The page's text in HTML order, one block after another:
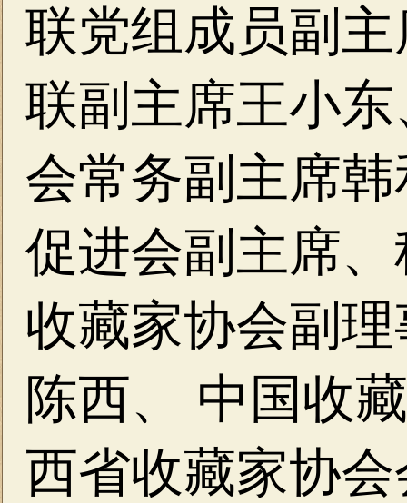
联党组成员副
联副主席王小
会常务副主席
促进会副主席
收藏家协会副
陈西、
中国收
西省收藏家协